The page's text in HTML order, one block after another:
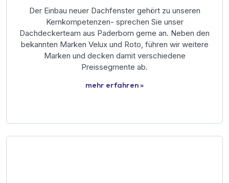
Der Einbau neuer Dachfenster gehört zu unseren
Kernkompetenzen- sprechen Sie unser
Dachdeckerteam aus Paderborn gerne an. Neben den
bekannten Marken Velux und Roto, führen wir weitere
Marken und decken damit verschiedene
Preissegmente ab.
mehr erfahren »